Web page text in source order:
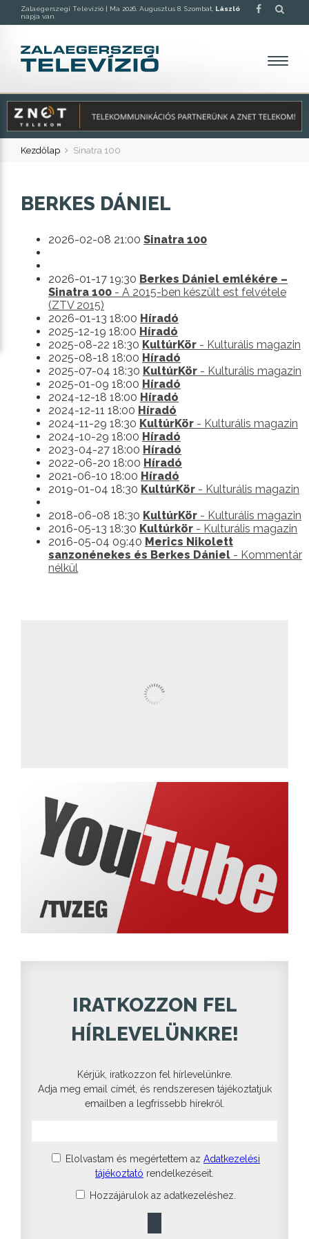
Zalaegerszegi Televízió | Ma 2026. Augusztus 8. Szombat, László
napja van.
Kezdőlap Sinatra 100
BERKES DÁNIEL
2026-02-08 21:00 Sinatra 100
2026-01-17 19:30 Berkes Dániel emlékére –
Sinatra 100 - A 2015-ben készült est felvétele
(ZTV 2015)
2026-01-13 18:00 Híradó
2025-12-19 18:00 Híradó
2025-08-22 18:30 KultúrKör - Kulturális magazin
2025-08-18 18:00 Híradó
2025-07-04 18:30 KultúrKör - Kulturális magazin
2025-01-09 18:00 Híradó
2024-12-18 18:00 Híradó
2024-12-11 18:00 Híradó
2024-11-29 18:30 KultúrKör - Kulturális magazin
2024-10-29 18:00 Híradó
2023-04-27 18:00 Híradó
2022-06-20 18:00 Híradó
2021-06-10 18:00 Híradó
2019-01-04 18:30 KultúrKör - Kulturális magazin
2018-06-08 18:30 KultúrKör - Kulturális magazin
2016-05-13 18:30 Kultúrkör - Kulturális magazin
2016-05-04 09:40 Merics Nikolett
sanzonénekes és Berkes Dániel - Kommentár
nélkül
IRATKOZZON FEL
HÍRLEVELÜNKRE!
Kérjük, iratkozzon fel hírlevelünkre.
Adja meg email címét, és rendszeresen tájékoztatjuk
emailben a legfrissebb hírekről.
Elolvastam és megértettem az Adatkezelési
tájékoztató rendelkezéseit.
Hozzájárulok az adatkezeléshez.